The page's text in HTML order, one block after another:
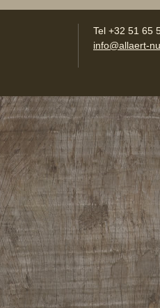
Tel +32 51 65
info@allaert-